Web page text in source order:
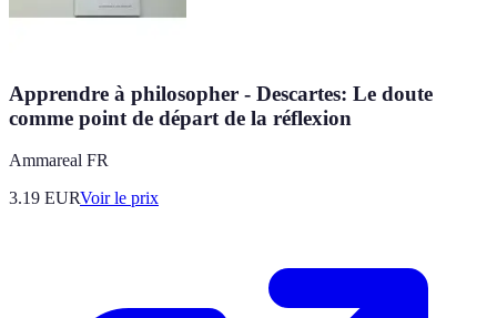
Apprendre à philosopher - Descartes: Le doute
comme point de départ de la réflexion
Ammareal FR
3.19 EURVoir le prix